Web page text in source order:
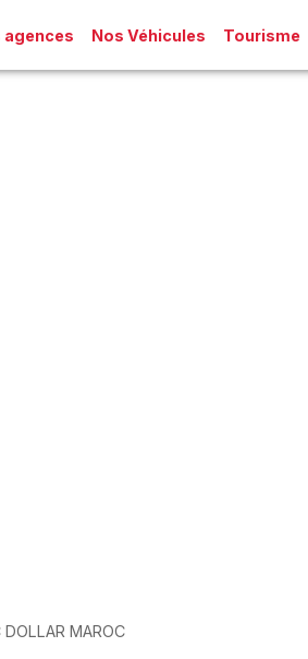
agences Nos Véhicules Tourisme
DOLLAR MAROC